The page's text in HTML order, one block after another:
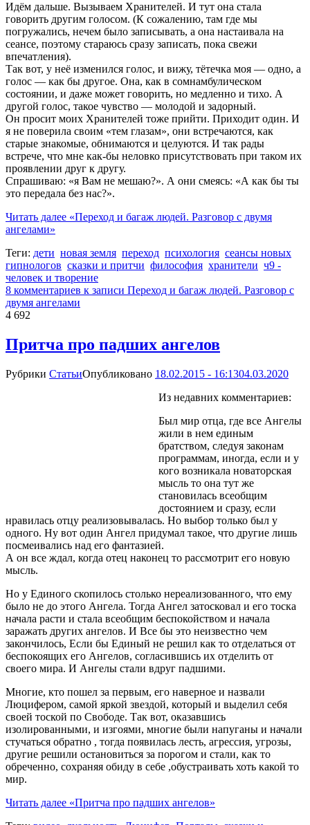
Идём дальше. Вызываем Хранителей. И тут она стала
говорить другим голосом. (К сожалению, там где мы
погружались, нечем было записывать, а она настаивала на
сеансе, поэтому стараюсь сразу записать, пока свежи
впечатления).
Так вот, у неё изменился голос, и вижу, тётечка моя — одно, а
голос — как бы другое. Она, как в сомнамбулическом
состоянии, и даже может говорить, но медленно и тихо. А
другой голос, такое чувство — молодой и задорный.
Он просит моих Хранителей тоже прийти. Приходит один. И
я не поверила своим «тем глазам», они встречаются, как
старые знакомые, обнимаются и целуются. И так рады
встрече, что мне как-бы неловко присутствовать при таком их
проявлении друг к другу.
Спрашиваю: «я Вам не мешаю?». А они смеясь: «А как бы ты
это передала без нас?».
Читать далее «Переход и багаж людей. Разговор с двумя
ангелами»
Теги: дети новая земля переход психология сеансы новых
гипнологов сказки и притчи философия хранители ч9 -
человек и творение
8 комментариев к записи Переход и багаж людей. Разговор с
двумя ангелами
4 692
Притча про падших ангелов
Рубрики СтатьиОпубликовано 18.02.2015 - 16:1304.03.2020
Из недавних комментариев:
Был мир отца, где все Ангелы
жили в нем единым
братством, следуя законам
программам, иногда, если и у
кого возникала новаторская
мысль то она тут же
становилась всеобщим
достоянием и сразу, если
нравилась отцу реализовывалась. Но выбор только был у
одного. Ну вот один Ангел придумал такое, что другие лишь
посмеивались над его фантазией.
А он все ждал, когда отец наконец то рассмотрит его новую
мысль.
Но у Единого скопилось столько нереализованного, что ему
было не до этого Ангела. Тогда Ангел затосковал и его тоска
начала расти и стала всеобщим беспокойством и начала
заражать других ангелов. И Все бы это неизвестно чем
закончилось, Если бы Единый не решил как то отделаться от
беспокоящих его Ангелов, согласившись их отделить от
своего мира. И Ангелы стали вдруг падшими.
Многие, кто пошел за первым, его наверное и назвали
Люцифером, самой яркой звездой, который и выделил себя
своей тоской по Свободе. Так вот, оказавшись
изолированными, и изгоями, многие были напуганы и начали
стучаться обратно , тогда появилась лесть, агрессия, угрозы,
другие решили остановиться за порогом и стали, как то
обреченно, сохраняя обиду в себе ,обустраивать хоть какой то
мир.
Читать далее «Притча про падших ангелов»